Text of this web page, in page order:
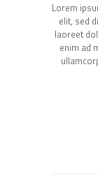
Lorem
elit, sed
laoreet
enim ad